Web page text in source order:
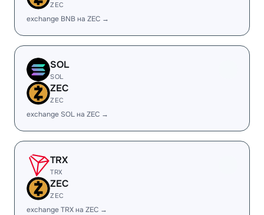
ZEC
exchange BNB на ZEC →
SOL
SOL
ZEC
ZEC
exchange SOL на ZEC →
TRX
TRX
ZEC
ZEC
exchange TRX на ZEC →